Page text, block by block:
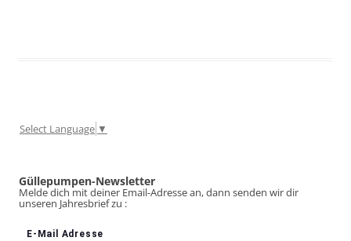
Select Language ▼
Güllepumpen-Newsletter
Melde dich mit deiner Email-Adresse an, dann senden wir dir
unseren Jahresbrief zu :